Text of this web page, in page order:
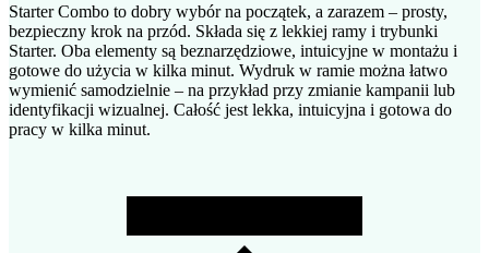
Starter Combo to dobry wybór na początek, a zarazem – prosty,
bezpieczny krok na przód. Składa się z lekkiej ramy i trybunki
Starter. Oba elementy są beznarzędziowe, intuicyjne w montażu i
gotowe do użycia w kilka minut. Wydruk w ramie można łatwo
wymienić samodzielnie – na przykład przy zmianie kampanii lub
identyfikacji wizualnej. Całość jest lekka, intuicyjna i gotowa do
pracy w kilka minut.